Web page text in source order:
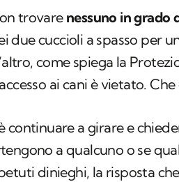
trovarenessuno in grado
due cuccioli a spasso per
come spiega la
ai cani è vietato.
continuare a girare e
a qualcuno o se
dinieghi, la risposta